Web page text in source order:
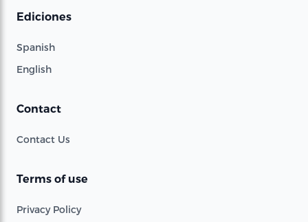
Ediciones
Spanish
English
Contact
Contact Us
Terms of use
Privacy Policy